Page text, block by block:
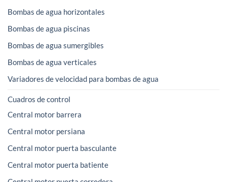
Bombas de agua horizontales
Bombas de agua piscinas
Bombas de agua sumergibles
Bombas de agua verticales
Variadores de velocidad para bombas de agua
Cuadros de control
Central motor barrera
Central motor persiana
Central motor puerta basculante
Central motor puerta batiente